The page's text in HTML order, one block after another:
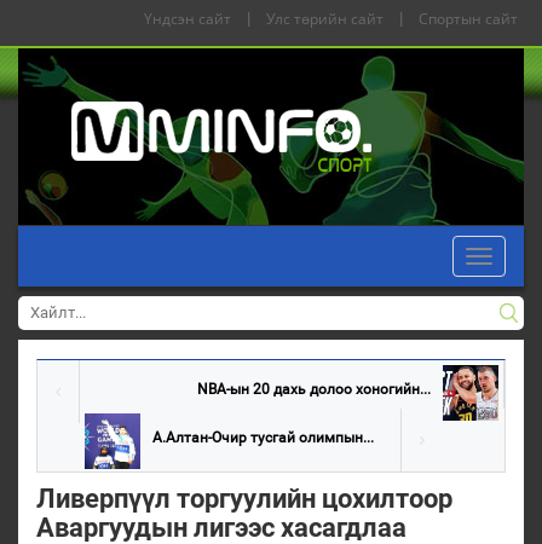
Үндсэн сайт | Улс төрийн сайт | Спортын сайт
Toggle
NBA-ын 20 дахь долоо хоногийн...
А.Алтан-Очир тусгай олимпын...
Ливерпүүл торгуулийн цохилтоор
Аваргуудын лигээс хасагдлаа